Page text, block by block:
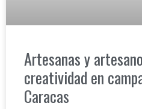
Artesanas y
creatividad en
Caracas